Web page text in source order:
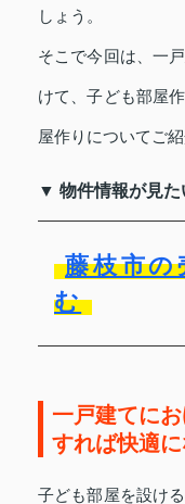
しょう。
そこで今回は、一
けて、子ども部屋
屋作りについてご紹
▼ 物件情報が見
藤枝市の
む
一戸建てに
すれば快適に
子ども部屋を設け